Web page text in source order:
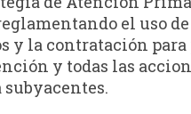
el uso
y la contratación
y todas las